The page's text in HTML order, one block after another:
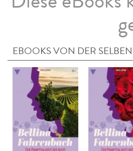
EBOOKS VON DER